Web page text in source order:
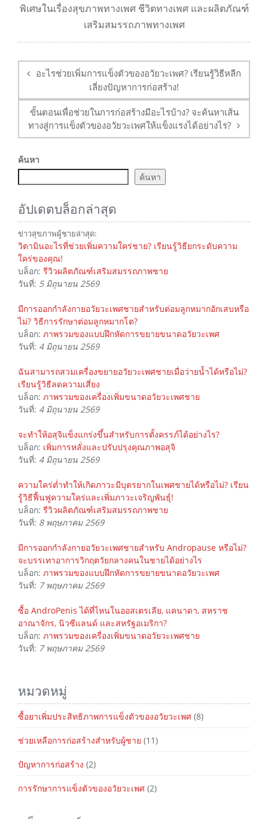
พิเศษในเรื่องสุขภาพทางเพศ ชีวิตทางเพศ และผลิตภัณฑ์
เสริมสมรรถภาพทางเพศ
ทาง
โพสต์
อะไรช่วยเพิ่มการแข็งตัวของอวัยวะเพศ? เรียนรู้วิธีหลีก
เลี่ยงปัญหาการก่อสร้าง!
ขั้นตอนเพื่อช่วยในการก่อสร้างมีอะไรบ้าง? จะค้นหาเส้น
ทางสู่การแข็งตัวของอวัยวะเพศให้แข็งแรงได้อย่างไร?
ค้นหา
ค้นหา
อัปเดตบล็อกล่าสุด
ข่าวสุขภาพผู้ชายล่าสุด:
วิตามินอะไรที่ช่วยเพิ่มความใคร่ชาย? เรียนรู้วิธียกระดับความ
ใคร่ของคุณ!
บล็อก: รีวิวผลิตภัณฑ์เสริมสมรรถภาพชาย
วันที่: 5 มิถุนายน 2569
มีการออกกำลังกายอวัยวะเพศชายสำหรับต่อมลูกหมากอักเสบหรือ
ไม่? วิธีการรักษาต่อมลูกหมากโต?
บล็อก: ภาพรวมของแบบฝึกหัดการขยายขนาดอวัยวะเพศ
วันที่: 4 มิถุนายน 2569
ฉันสามารถสวมเครื่องขยายอวัยวะเพศชายเมื่อว่ายน้ำได้หรือไม่?
เรียนรู้วิธีลดความเสี่ยง
บล็อก: ภาพรวมของเครื่องเพิ่มขนาดอวัยวะเพศชาย
วันที่: 4 มิถุนายน 2569
จะทำให้อสุจิแข็งแกร่งขึ้นสำหรับการตั้งครรภ์ได้อย่างไร?
บล็อก: เพิ่มการหลั่งและปรับปรุงคุณภาพอสุจิ
วันที่: 4 มิถุนายน 2569
ความใคร่ต่ำทำให้เกิดภาวะมีบุตรยากในเพศชายได้หรือไม่? เรียน
รู้วิธีฟื้นฟูความใคร่และเพิ่มภาวะเจริญพันธุ์!
บล็อก: รีวิวผลิตภัณฑ์เสริมสมรรถภาพชาย
วันที่: 8 พฤษภาคม 2569
มีการออกกำลังกายอวัยวะเพศชายสำหรับ Andropause หรือไม่?
จะบรรเทาอาการวิกฤตวัยกลางคนในชายได้อย่างไร
บล็อก: ภาพรวมของแบบฝึกหัดการขยายขนาดอวัยวะเพศ
วันที่: 7 พฤษภาคม 2569
ซื้อ AndroPenis ได้ที่ไหนในออสเตรเลีย, แคนาดา, สหราช
อาณาจักร, นิวซีแลนด์ และสหรัฐอเมริกา?
บล็อก: ภาพรวมของเครื่องเพิ่มขนาดอวัยวะเพศชาย
วันที่: 7 พฤษภาคม 2569
หมวดหมู่
ซื้อยาเพิ่มประสิทธิภาพการแข็งตัวของอวัยวะเพศ (8)
ช่วยเหลือการก่อสร้างสำหรับผู้ชาย (11)
ปัญหาการก่อสร้าง (2)
การรักษาการแข็งตัวของอวัยวะเพศ (2)